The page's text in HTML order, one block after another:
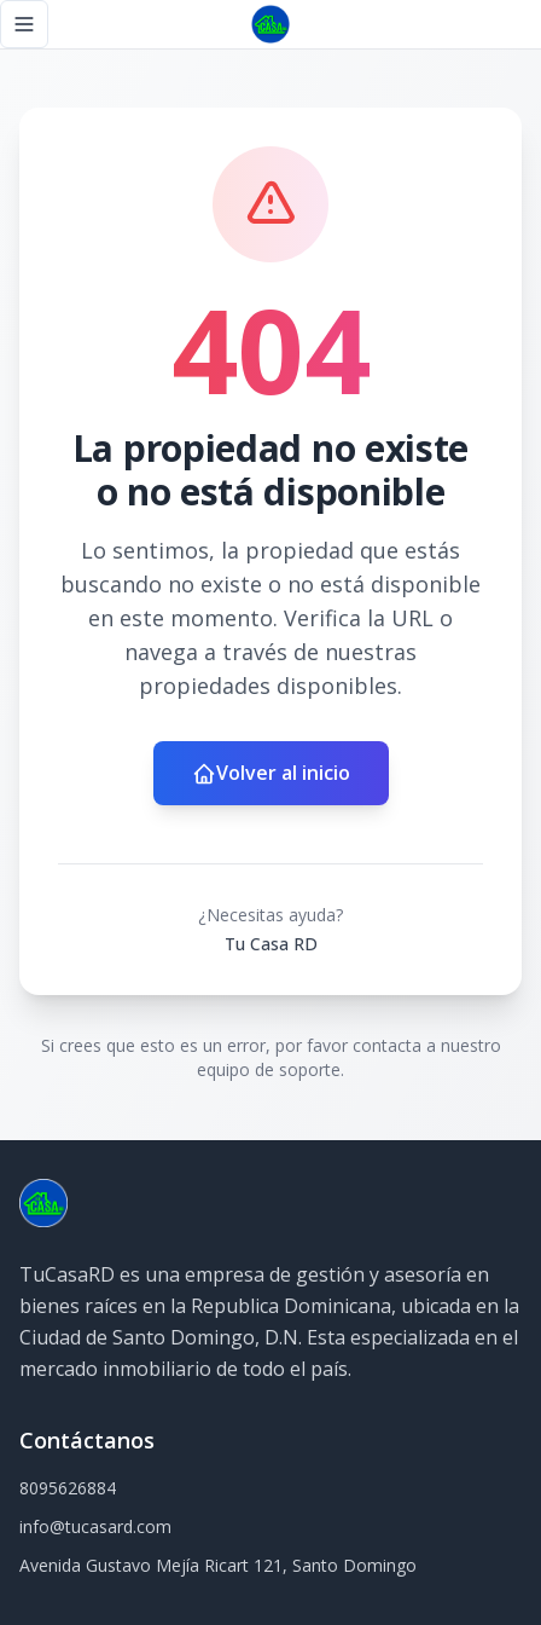
Toggle navigation menu
404
La propiedad no existe
o no está disponible
Lo sentimos, la propiedad que estás
buscando no existe o no está disponible
en este momento. Verifica la URL o
navega a través de nuestras
propiedades disponibles.
Volver al inicio
¿Necesitas ayuda?
Tu Casa RD
Si crees que esto es un error, por favor contacta a nuestro
equipo de soporte.
TuCasaRD es una empresa de gestión y asesoría en
bienes raíces en la Republica Dominicana, ubicada en la
Ciudad de Santo Domingo, D.N. Esta especializada en el
mercado inmobiliario de todo el país.
Contáctanos
8095626884
info@tucasard.com
Avenida Gustavo Mejía Ricart 121, Santo Domingo
Página no encontrada - Tu Casa RD